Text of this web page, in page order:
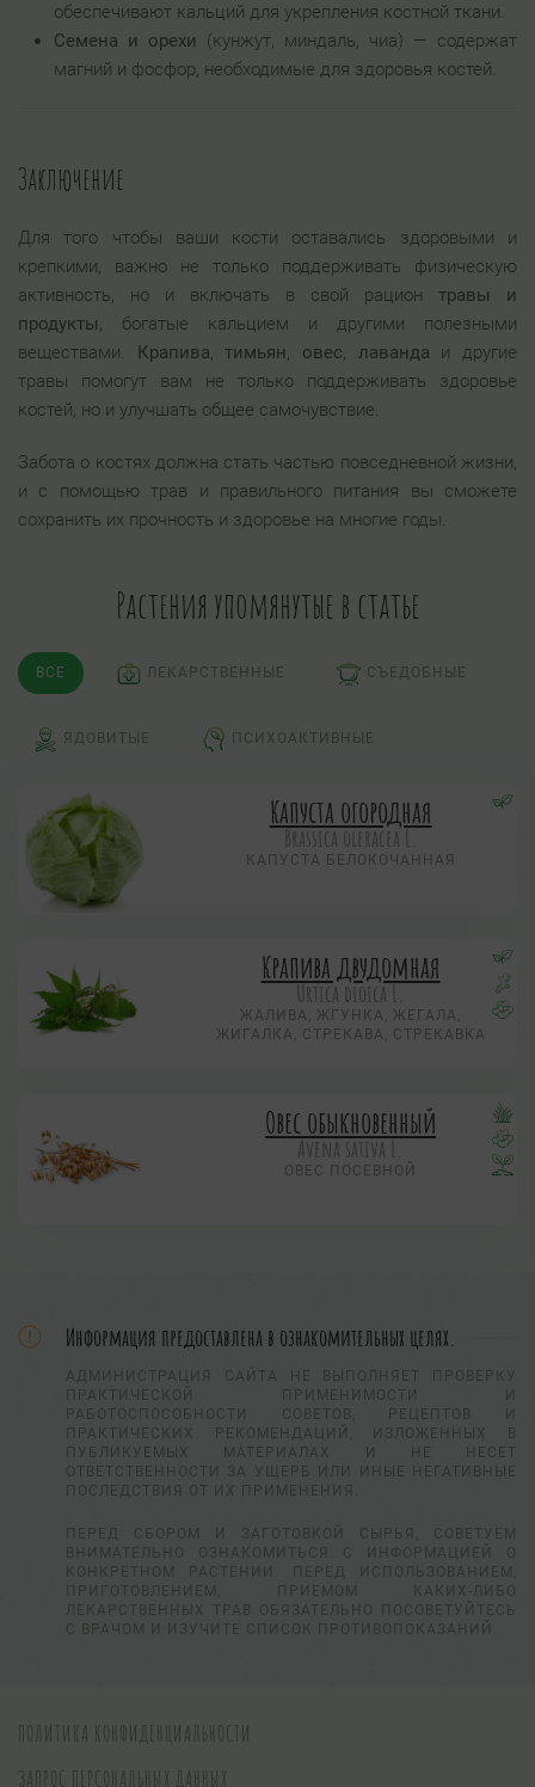
обеспечивают кальций для укрепления костной ткани.
Семена и орехи
(кунжут, миндаль, чиа) — содержат
магний и фосфор, необходимые для здоровья костей.
Заключение
Для того чтобы ваши кости оставались здоровыми и
крепкими, важно не только поддерживать физическую
активность, но и включать в свой рацион травы и
продукты, богатые кальцием и другими полезными
веществами. Крапива,тимьян, овес, лаванда и другие
травы помогут вам не только поддерживать здоровье
костей, но и улучшать общее самочувствие.
Забота о костях должна стать частью повседневной жизни,
и с помощью трав и правильного питания вы сможете
сохранить их прочность и здоровье на многие годы.
Растения упомянутые в статье
ВСЕ ЛЕКАРСТВЕННЫЕ СЪЕДОБНЫЕ
ЯДОВИТЫЕ ПСИХОАКТИВНЫЕ
Капуста огородная
Brassica oleracea L.
КАПУСТА БЕЛОКОЧАННАЯ
Крапива двудомная
Urtica dioica L.
ЖАЛИВА, ЖГУНКА, ЖЕГАЛА,
ЖИГАЛКА, СТРЕКАВА, СТРЕКАВКА
Овес обыкновенный
Avena sativa L.
ОВЕС ПОСЕВНОЙ
Информация предоставлена в ознакомительных целях.
АДМИНИСТРАЦИЯ САЙТА НЕ ВЫПОЛНЯЕТ ПРОВЕРКУ
ПРАКТИЧЕСКОЙ ПРИМЕНИМОСТИ И
РАБОТОСПОСОБНОСТИ СОВЕТОВ, РЕЦЕПТОВ И
ПРАКТИЧЕСКИХ РЕКОМЕНДАЦИЙ, ИЗЛОЖЕННЫХ В
ПУБЛИКУЕМЫХ МАТЕРИАЛАХ И НЕ НЕСЕТ
ОТВЕТСТВЕННОСТИ ЗА УЩЕРБ ИЛИ ИНЫЕ НЕГАТИВНЫЕ
ПОСЛЕДСТВИЯ ОТ ИХ ПРИМЕНЕНИЯ.
ПЕРЕД СБОРОМ И ЗАГОТОВКОЙ СЫРЬЯ, СОВЕТУЕМ
ВНИМАТЕЛЬНО ОЗНАКОМИТЬСЯ С ИНФОРМАЦИЕЙ О
КОНКРЕТНОМ РАСТЕНИИ. ПЕРЕД ИСПОЛЬЗОВАНИЕМ,
ПРИГОТОВЛЕНИЕМ, ПРИЕМОМ КАКИХ-ЛИБО
ЛЕКАРСТВЕННЫХ ТРАВ ОБЯЗАТЕЛЬНО ПОСОВЕТУЙТЕСЬ
С ВРАЧОМ И ИЗУЧИТЕ СПИСОК ПРОТИВОПОКАЗАНИЙ.
ПОЛИТИКА КОНФИДЕНЦИАЛЬНОСТИ
ЗАПРОС ПЕРСОНАЛЬНЫХ ДАННЫХ